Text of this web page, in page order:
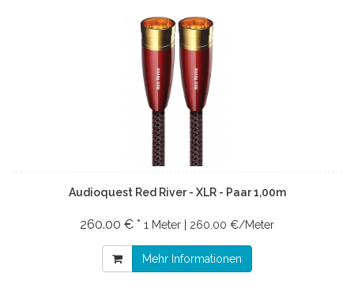
Audioquest Red River - XLR - Paar 1,00m
260.00 € * 1 Meter | 260.00 €/Meter
Mehr Informationen